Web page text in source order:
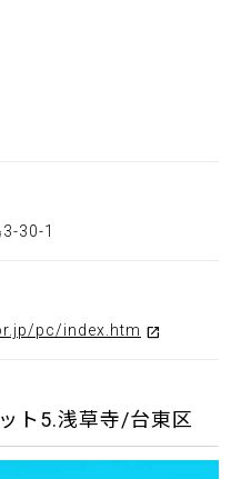
30-1
pc/index.htm
ト5.浅草寺/台東区